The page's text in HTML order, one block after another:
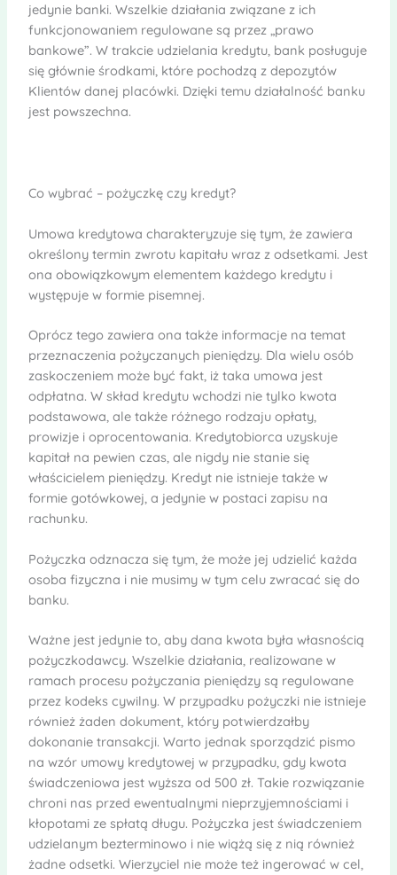
jedynie banki. Wszelkie działania związane z ich
funkcjonowaniem regulowane są przez „prawo
bankowe”. W trakcie udzielania kredytu, bank posługuje
się głównie środkami, które pochodzą z depozytów
Klientów danej placówki. Dzięki temu działalność banku
jest powszechna.
Co wybrać – pożyczkę czy kredyt?
Umowa kredytowa charakteryzuje się tym, że zawiera
określony termin zwrotu kapitału wraz z odsetkami. Jest
ona obowiązkowym elementem każdego kredytu i
występuje w formie pisemnej.
Oprócz tego zawiera ona także informacje na temat
przeznaczenia pożyczanych pieniędzy. Dla wielu osób
zaskoczeniem może być fakt, iż taka umowa jest
odpłatna. W skład kredytu wchodzi nie tylko kwota
podstawowa, ale także różnego rodzaju opłaty,
prowizje i oprocentowania. Kredytobiorca uzyskuje
kapitał na pewien czas, ale nigdy nie stanie się
właścicielem pieniędzy. Kredyt nie istnieje także w
formie gotówkowej, a jedynie w postaci zapisu na
rachunku.
Pożyczka odznacza się tym, że może jej udzielić każda
osoba fizyczna i nie musimy w tym celu zwracać się do
banku.
Ważne jest jedynie to, aby dana kwota była własnością
pożyczkodawcy. Wszelkie działania, realizowane w
ramach procesu pożyczania pieniędzy są regulowane
przez kodeks cywilny. W przypadku pożyczki nie istnieje
również żaden dokument, który potwierdzałby
dokonanie transakcji. Warto jednak sporządzić pismo
na wzór umowy kredytowej w przypadku, gdy kwota
świadczeniowa jest wyższa od 500 zł. Takie rozwiązanie
chroni nas przed ewentualnymi nieprzyjemnościami i
kłopotami ze spłatą długu. Pożyczka jest świadczeniem
udzielanym bezterminowo i nie wiążą się z nią również
żadne odsetki. Wierzyciel nie może też ingerować w cel,